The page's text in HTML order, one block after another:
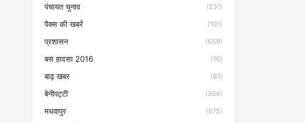
पंचायत चुनाव (231)
पैक्स की खबरें (101)
प्रशासन (659)
बस हादसा 2016 (16)
बाढ़ खबर (81)
बेनीपट्टी (366)
मधवापुर (675)